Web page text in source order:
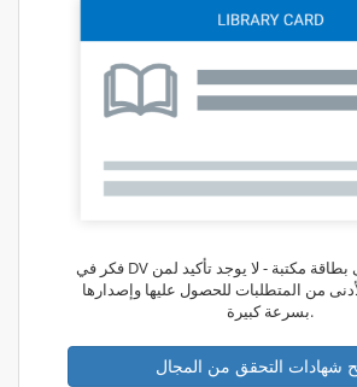
فكر في DV مثل الحصول على بطاقة مكتبة - لا يوجد تأكيد لمن
من المتطلبات للحصول عليها وإصدارها
بسرعة كبيرة.
شهادات التحقق من المجال